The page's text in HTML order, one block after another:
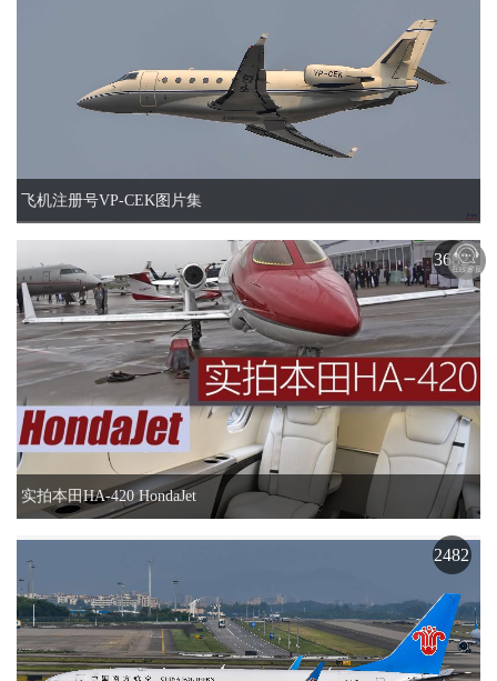
飞机注册号VP-CEK图片集
实拍本田HA-420 HondaJet
3682
2482